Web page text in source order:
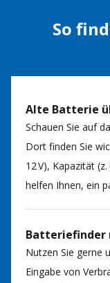
So
Alte Batterie
Schauen Sie auf
Dort finden Sie
12 V), Kapazität
helfen Ihnen, ein
Batteriefinder
Nutzen Sie gerne
Eingabe von